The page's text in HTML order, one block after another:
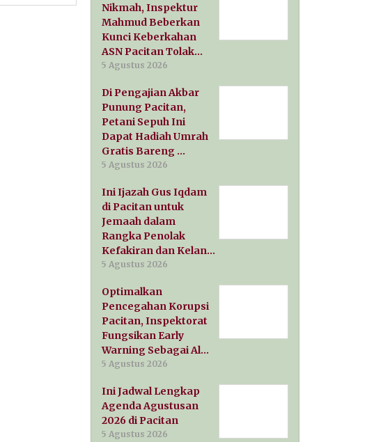
Nikmah, Inspektur
Mahmud Beberkan
Kunci Keberkahan
ASN Pacitan Tolak…
5 Agustus 2026
Di Pengajian Akbar
Punung Pacitan,
Petani Sepuh Ini
Dapat Hadiah Umrah
Gratis Bareng …
5 Agustus 2026
Ini Ijazah Gus Iqdam
di Pacitan untuk
Jemaah dalam
Rangka Penolak
Kefakiran dan Kelan…
5 Agustus 2026
Optimalkan
Pencegahan Korupsi
Pacitan, Inspektorat
Fungsikan Early
Warning Sebagai Al…
5 Agustus 2026
Ini Jadwal Lengkap
Agenda Agustusan
2026 di Pacitan
5 Agustus 2026